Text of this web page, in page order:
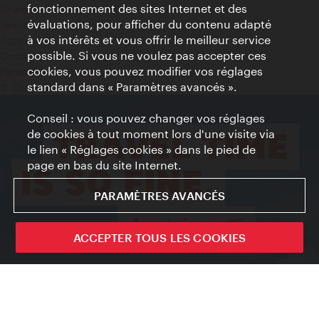
Charte sur le respect de la vie privée
Terms of Use
Accessibilité
Contact presse
Paramètres de cookies
© Copyright WienTourismus
fonctionnement des sites Internet et des
évaluations, pour afficher du contenu adapté
à vos intérêts et vous offrir le meilleur service
possible. Si vous ne voulez pas accepter ces
cookies, vous pouvez modifier vos réglages
standard dans « Paramètres avancés ».
Conseil : vous pouvez changer vos réglages
de cookies à tout moment lors d'une visite via
le lien « Réglages cookies » dans le pied de
page en bas du site Internet.
PARAMÈTRES AVANCÉS
ACCEPTER TOUS LES COOKIES